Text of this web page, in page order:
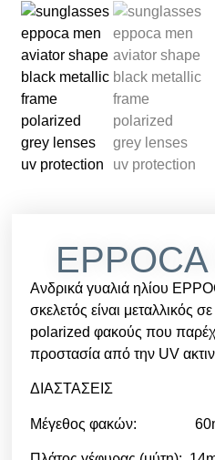
Ανδρικά γυαλιά ηλίου
σκελετός είναι μεταλλικός
polarized φακούς που
προστασία από την UV
ΔΙΑΣΤΑΣΕΙΣ
Μέγεθος φακών: